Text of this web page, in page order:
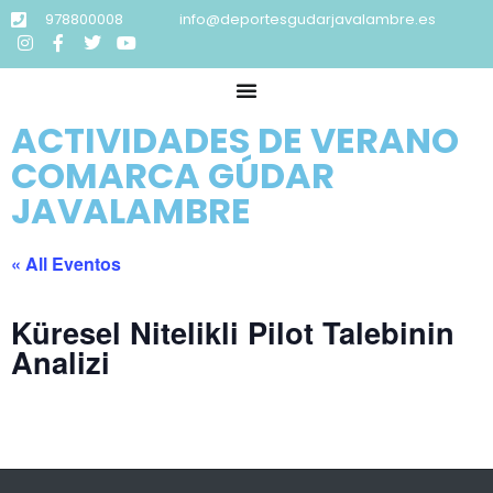
978800008 info@deportesgudarjavalambre.es
ACTIVIDADES DE VERANO
COMARCA GÚDAR
JAVALAMBRE
« All Eventos
Küresel Nitelikli Pilot Talebinin
Analizi